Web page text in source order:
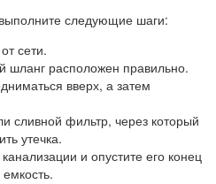
следующие шаги:
сети.
шланг расположен правильно.
вверх, а затем
сливной фильтр, через который
утечка.
и опустите его конец